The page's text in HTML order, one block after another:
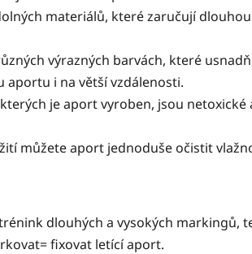
materiálů, které zaručují
výrazných barvách, které
i na větší vzdálenosti.
je aport vyroben, jsou netoxické
můžete aport jednoduše očistit
dlouhých a vysokých markingů,
fixovat letící aport.